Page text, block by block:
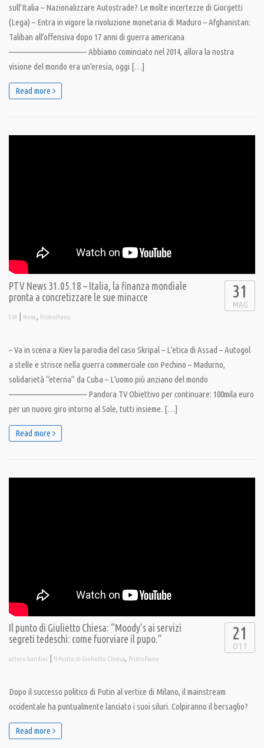
sull’Italia – Nazionalizzare Autostrade? Le molte incertezze di Giorgetti
(Lega) – Entra in vigore la rivoluzione monetaria di Maduro – Afghanistan:
Taliban all’offensiva dopo 17 anni di guerra americana
———————————— Abbiamo cominciato nel 2014, allora la nostra
visione del mondo era un’eresia, oggi […]
Read more
PTV News 31.05.18 – Italia, la finanza mondiale
pronta a concretizzare le sue minacce
S M | News, PrimoPiano
31
MAG
– Va in scena a Kiev la parodia del caso Skripal – L’etica di Assad – Autogol
a stelle e strisce nella guerra commerciale con Pechino – Madurno,
solidarietà “eterna” da Cuba – L’uomo più anziano del mondo
———————————— Pandora TV Obiettivo per continuare: 100mila euro
per un nuovo giro intorno al Sole, tutti insieme. […]
Read more
Il punto di Giulietto Chiesa: “Moody’s ai servizi
segreti tedeschi: come fuorviare il pupo.”
arturo bandini | Il Punto di Giulietto Chiesa, PrimoPiano
21
OTT
Dopo il successo politico di Putin al vertice di Milano, il mainstream
occidentale ha puntualmente lanciato i suoi siluri. Colpiranno il bersaglio?
Read more